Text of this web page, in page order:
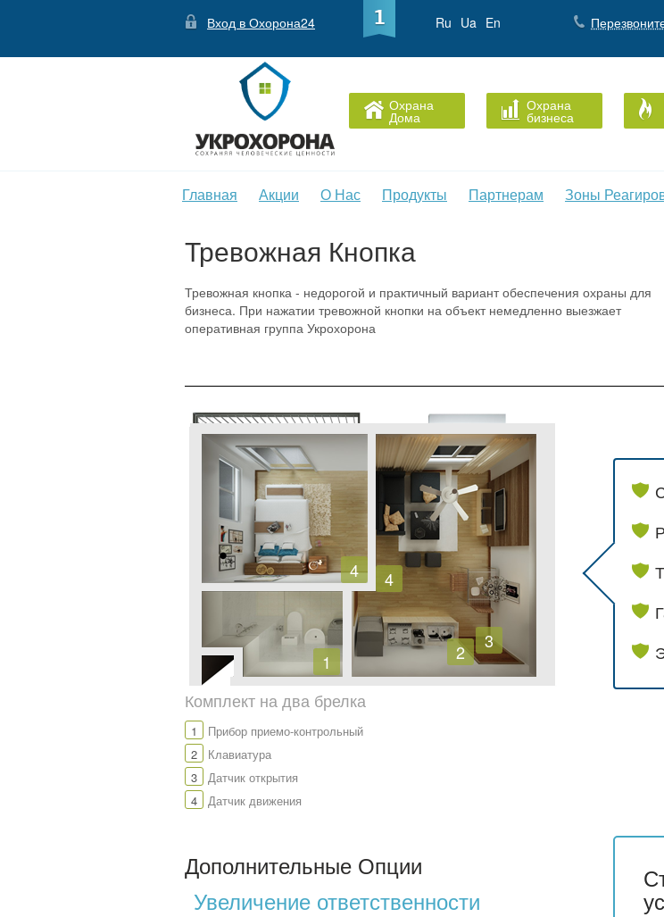
Вход в Охорона24 Ru Ua En
Охрана
Дома
Охрана
бизнеса
Главная Акции О Нас Продукты Партнерам Зоны
Тревожная Кнопка
Тревожная кнопка - недорогой и практичный вариант обеспечения охраны для
бизнеса. При нажатии тревожной кнопки на объект немедленно выезжает
оперативная группа Укрохорона
1 2 3
4 4
Комплект на два брелка
1
Прибор приемо-контрольный
2
Клавиатура
3
Датчик открытия
4
Датчик движения
Дополнительные Опции
Увеличение ответственности